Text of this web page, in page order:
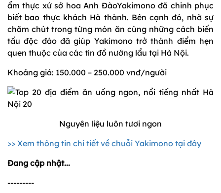
ẩm thực xứ sở hoa Anh ĐàoYakimono đã chinh phục
biết bao thực khách Hà thành. Bên cạnh đó, nhờ sự
chăm chút trong từng món ăn cùng những cách biến
tấu độc đáo đã giúp Yakimono trở thành điểm hẹn
quen thuộc của các tín đồ nướng lẩu tại Hà Nội.
Khoảng giá: 150.000 – 250.000 vnđ/người
Nguyên liệu luôn tươi ngon
>> Xem thông tin chi tiết về chuỗi Yakimono tại đây
Đang cập nhật...
---------